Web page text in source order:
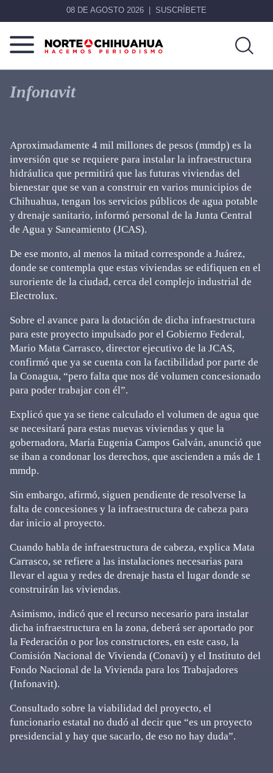
08 DE AGOSTO 2026 SUSCRÍBETE
Norte
Chihuahua
Más
que
noticias,
Infonavit
Aproximadamente 4 mil millones de pesos (mmdp) es la
inversión que se requiere para instalar la infraestructura
hidráulica que permitirá que las futuras viviendas del
bienestar que se van a construir en varios municipios de
Chihuahua, tengan los servicios públicos de agua potable
y drenaje sanitario, informó personal de la Junta Central
de Agua y Saneamiento (JCAS).
De ese monto, al menos la mitad corresponde a Juárez,
donde se contempla que estas viviendas se edifiquen en el
suroriente de la ciudad, cerca del complejo industrial de
Electrolux.
Sobre el avance para la dotación de dicha infraestructura
para este proyecto impulsado por el Gobierno Federal,
Mario Mata Carrasco, director ejecutivo de la JCAS,
confirmó que ya se cuenta con la factibilidad por parte de
la Conagua, “pero falta que nos dé volumen concesionado
para poder trabajar con él”.
Explicó que ya se tiene calculado el volumen de agua que
se necesitará para estas nuevas viviendas y que la
gobernadora, María Eugenia Campos Galván, anunció que
se iban a condonar los derechos, que ascienden a más de 1
mmdp.
Sin embargo, afirmó, siguen pendiente de resolverse la
falta de concesiones y la infraestructura de cabeza para
dar inicio al proyecto.
Cuando habla de infraestructura de cabeza, explica Mata
Carrasco, se refiere a las instalaciones necesarias para
llevar el agua y redes de drenaje hasta el lugar donde se
construirán las viviendas.
Asimismo, indicó que el recurso necesario para instalar
dicha infraestructura en la zona, deberá ser aportado por
la Federación o por los constructores, en este caso, la
Comisión Nacional de Vivienda (Conavi) y el Instituto del
Fondo Nacional de la Vivienda para los Trabajadores
(Infonavit).
Consultado sobre la viabilidad del proyecto, el
funcionario estatal no dudó al decir que “es un proyecto
presidencial y hay que sacarlo, de eso no hay duda”.